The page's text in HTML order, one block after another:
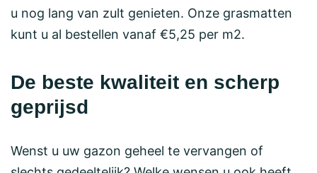
u nog lang van zult genieten. Onze grasmatten
kunt u al bestellen vanaf €5,25 per m2.
De beste kwaliteit en scherp
geprijsd
Wenst u uw gazon geheel te vervangen of